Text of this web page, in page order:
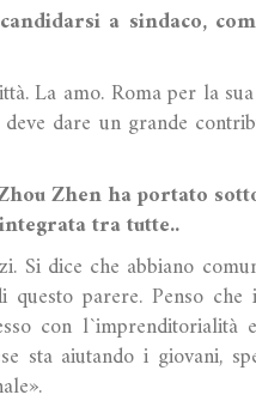
a sindaco,
La amo. Roma per la
dare un grande
Zhen ha portato
tra tutte..
dice che abbiano
parere. Penso
con
sta aiutando i giovani,